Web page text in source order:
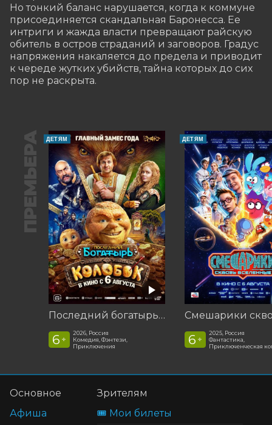
Но тонкий баланс нарушается, когда к коммуне
присоединяется скандальная Баронесса. Ее
интриги и жажда власти превращают райскую
обитель в остров страданий и заговоров. Градус
напряжения накаляется до предела и приводит
к череде жутких убийств, тайна которых до сих
пор не раскрыта.
ПРЕМЬЕРА ДЕТЯМ
Последний богатырь. Колобок
6 +
2026, Россия
Комедия, Фэнтези,
Приключения
ДЕТЯМ
6 +
2025, Россия
Фантастика,
Приключенческая
Основное
Афиша
Зрителям
🎟️ Мои билеты